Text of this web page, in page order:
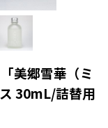
美郷雪華（ミ
30mL/詰替用